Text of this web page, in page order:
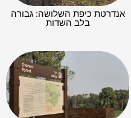
אנדרטת כיפת השלושה: גבורה
בלב השדות